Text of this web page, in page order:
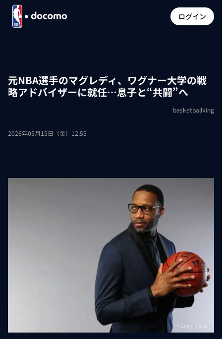
ログイン
元NBA選手のマグレディ、ワグナー大学の戦
略アドバイザーに就任…息子と“共闘”へ
basketballking
2026年05月15日（金）12:55